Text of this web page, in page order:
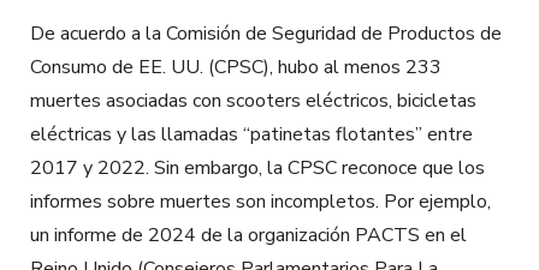
De acuerdo a la Comisión de Seguridad de Productos de
Consumo de EE. UU. (CPSC), hubo al menos 233
muertes asociadas con scooters eléctricos, bicicletas
eléctricas y las llamadas “patinetas flotantes” entre
2017 y 2022. Sin embargo, la CPSC reconoce que los
informes sobre muertes son incompletos. Por ejemplo,
un informe de 2024 de la organización PACTS en el